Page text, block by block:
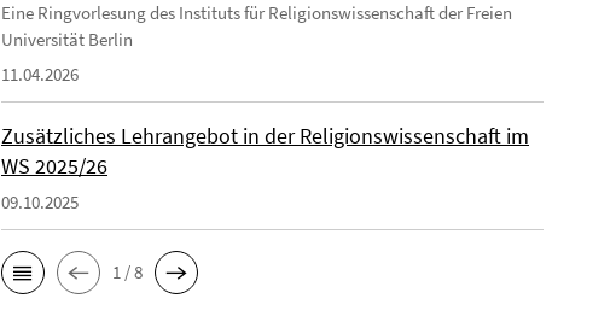
Eine Ringvorlesung des Instituts für Religionswissenschaft der Freien
Universität Berlin
11.04.2026
Zusätzliches Lehrangebot in der Religionswissenschaft im
WS 2025/26
09.10.2025
1 / 8